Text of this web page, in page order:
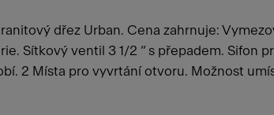
dřez Urban. Cena zahrnuje:
Sítkový ventil 3 1/2 “ s přepadem. Sifon
2 Místa pro vyvrtání otvoru. Možnost